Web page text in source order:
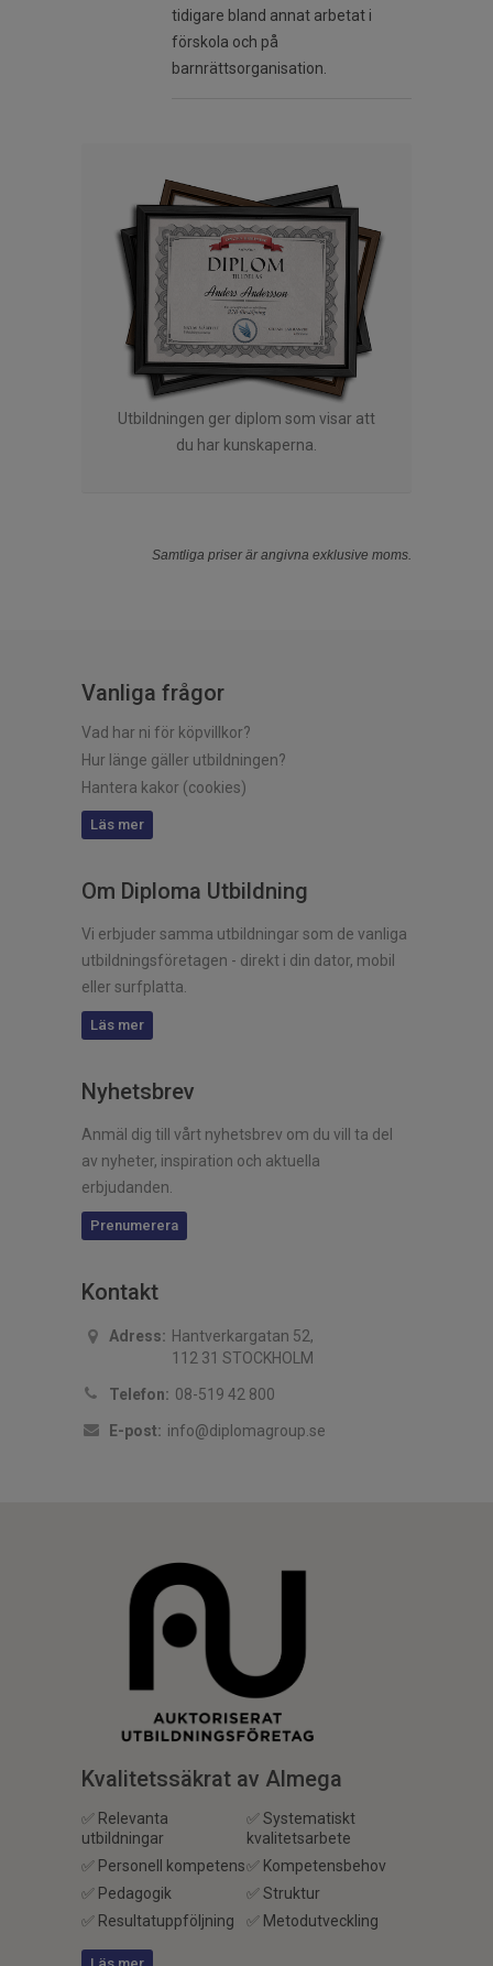
tidigare bland annat arbetat i
förskola och på
barnrättsorganisation.
Utbildningen ger diplom som visar att
du har kunskaperna.
Samtliga priser är angivna exklusive moms.
Vanliga frågor
Vad har ni för köpvillkor?
Hur länge gäller utbildningen?
Hantera kakor (cookies)
Läs mer
Om Diploma Utbildning
Vi erbjuder samma utbildningar som de vanliga
utbildningsföretagen - direkt i din dator, mobil
eller surfplatta.
Läs mer
Nyhetsbrev
Anmäl dig till vårt nyhetsbrev om du vill ta del
av nyheter, inspiration och aktuella
erbjudanden.
Prenumerera
Kontakt
Adress: Hantverkargatan 52,
112 31 STOCKHOLM
Telefon: 08-519 42 800
E-post: info@diplomagroup.se
Kvalitetssäkrat av Almega
✅ Relevanta
utbildningar
✅ Personell kompetens
✅ Pedagogik
✅ Resultatuppföljning
✅ Systematiskt
kvalitetsarbete
✅ Kompetensbehov
✅ Struktur
✅ Metodutveckling